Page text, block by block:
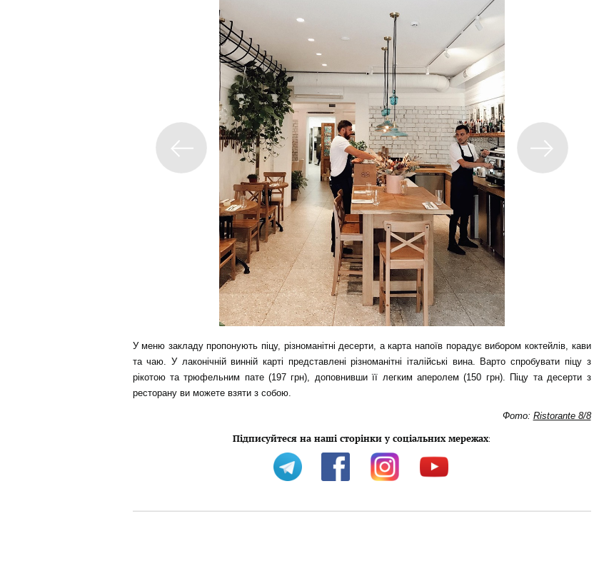
У меню закладу пропонують піцу, різноманітні десерти, а карта напоїв порадує вибором коктейлів, кави
та чаю. У лаконічній винній карті представлені різноманітні італійські вина. Варто спробувати піцу з
рікотою та трюфельним пате (197 грн), доповнивши її легким аперолем (150 грн). Піцу та десерти з
ресторану ви можете взяти з собою.
Фото: Ristorante 8/8
Підписуйтеся на наші сторінки у соціальних мережах: